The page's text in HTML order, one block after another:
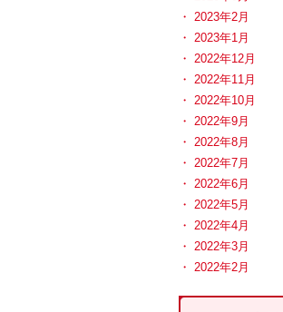
2023年2月
2023年1月
2022年12月
2022年11月
2022年10月
2022年9月
2022年8月
2022年7月
2022年6月
2022年5月
2022年4月
2022年3月
2022年2月